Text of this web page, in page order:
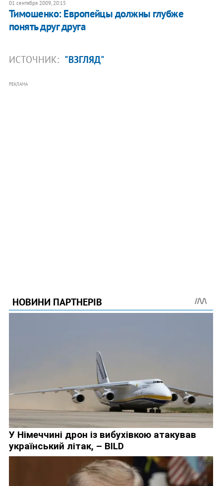
01 сентября 2009, 20:15
Тимошенко: Европейцы должны глубже
понять друг друга
ИСТОЧНИК: "ВЗГЛЯД"
РЕКЛАМА